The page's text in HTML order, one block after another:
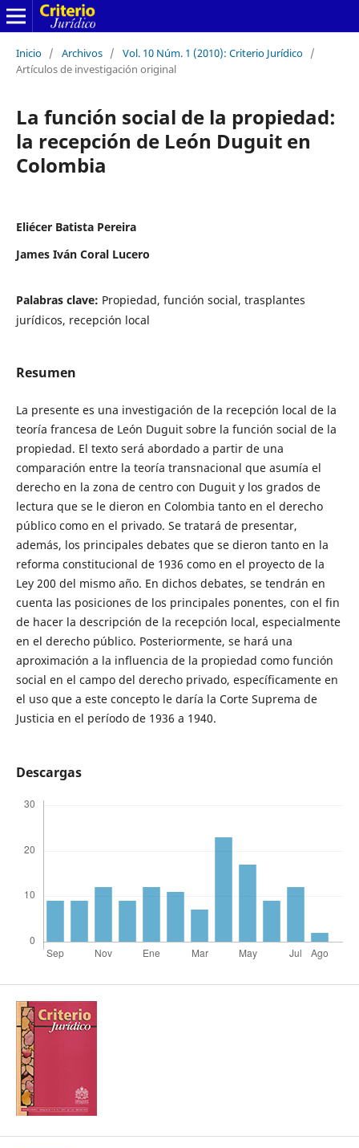
Inicio / Archivos / Vol. 10 Núm. 1 (2010): Criterio Jurídico /
Artículos de investigación original
La función social de la propiedad:
la recepción de León Duguit en
Colombia
Eliécer Batista Pereira
James Iván Coral Lucero
Palabras clave: Propiedad, función social, trasplantes
jurídicos, recepción local
Resumen
La presente es una investigación de la recepción local de la
teoría francesa de León Duguit sobre la función social de la
propiedad. El texto será abordado a partir de una
comparación entre la teoría transnacional que asumía el
derecho en la zona de centro con Duguit y los grados de
lectura que se le dieron en Colombia tanto en el derecho
público como en el privado. Se tratará de presentar,
además, los principales debates que se dieron tanto en la
reforma constitucional de 1936 como en el proyecto de la
Ley 200 del mismo año. En dichos debates, se tendrán en
cuenta las posiciones de los principales ponentes, con el fin
de hacer la descripción de la recepción local, especialmente
en el derecho público. Posteriormente, se hará una
aproximación a la influencia de la propiedad como función
social en el campo del derecho privado, específicamente en
el uso que a este concepto le daría la Corte Suprema de
Justicia en el período de 1936 a 1940.
Descargas